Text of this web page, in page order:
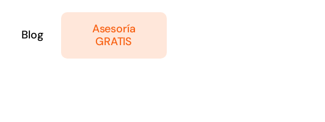
Blog
Asesoría
GRATIS